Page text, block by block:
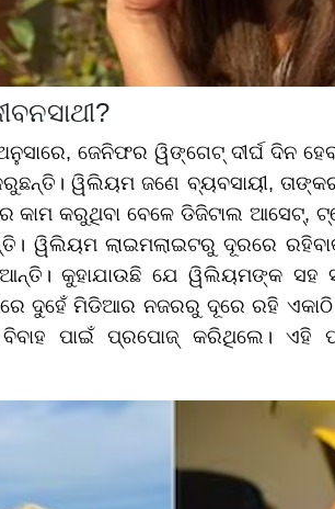
ଜେନିଫର ୱିଙ୍ଗେଟ୍ ଦୀର୍ଘ ଦିନ
ୱିଲିୟମ ଜଣେ ବ୍ୟବସାୟୀ,
କାମ କରୁଥିବା ବେଳେ ଡିଜିଟାଲ ଆସେଟ୍,
ୱିଲିୟମ ଲାଇମଲାଇଟରୁ ଦୂରରେ
କୁହାଯାଉଛି ଯେ ୱିଲିୟମଙ୍କ ସହ
ଦୁହେଁ ମିଡିଆର ନଜରରୁ ଦୂରେ ରହି ଏକାଠି
ପାଇଁ ପ୍ରପୋଜ୍ କରିଥିଲେ। ଏହି